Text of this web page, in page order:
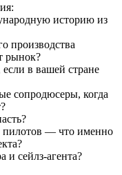
историю из
производства
рынок?
в вашей стране
сопродюсеры, когда
пилотов — что именно
и сейлз-агента?